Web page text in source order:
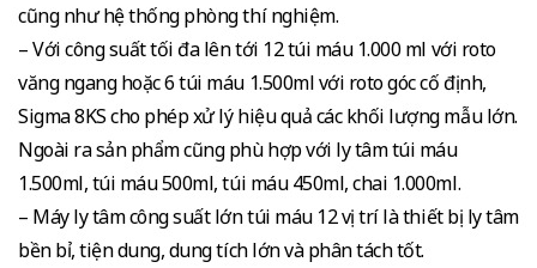
cũng như hệ thống phòng thí nghiệm.
– Với công suất tối đa lên tới 12 túi máu 1.000 ml với roto
văng ngang hoặc 6 túi máu 1.500ml với roto góc cố định,
Sigma 8KS cho phép xử lý hiệu quả các khối lượng mẫu lớn.
Ngoài ra sản phẩm cũng phù hợp với ly tâm túi máu
1.500ml, túi máu 500ml, túi máu 450ml, chai 1.000ml.
– Máy ly tâm công suất lớn túi máu 12 vị trí là thiết bị ly tâm
bền bỉ, tiện dung, dung tích lớn và phân tách tốt.